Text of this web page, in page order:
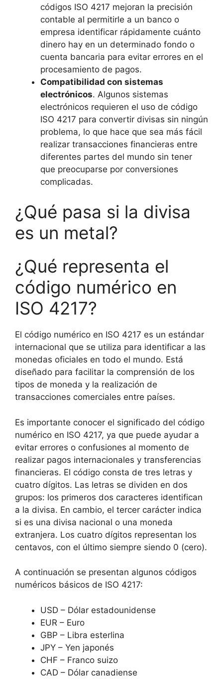
códigos ISO 4217 mejoran la precisión
contable al permitirle a un banco o
empresa identificar rápidamente cuánto
dinero hay en un determinado fondo o
cuenta bancaria para evitar errores en el
procesamiento de pagos.
Compatibilidad con sistemas
electrónicos. Algunos sistemas
electrónicos requieren el uso de código
ISO 4217 para convertir divisas sin ningún
problema, lo que hace que sea más fácil
realizar transacciones financieras entre
diferentes partes del mundo sin tener
que preocuparse por conversiones
complicadas.
¿Qué pasa si la divisa
es un metal?
¿Qué representa el
código numérico en
ISO 4217?
El código numérico en ISO 4217 es un estándar
internacional que se utiliza para identificar a las
monedas oficiales en todo el mundo. Está
diseñado para facilitar la comprensión de los
tipos de moneda y la realización de
transacciones comerciales entre países.
Es importante conocer el significado del código
numérico en ISO 4217, ya que puede ayudar a
evitar errores o confusiones al momento de
realizar pagos internacionales y transferencias
financieras. El código consta de tres letras y
cuatro dígitos. Las letras se dividen en dos
grupos: los primeros dos caracteres identifican
a la divisa. En cambio, el tercer carácter indica
si es una divisa nacional o una moneda
extranjera. Los cuatro dígitos representan los
centavos, con el último siempre siendo 0 (cero).
A continuación se presentan algunos códigos
numéricos básicos de ISO 4217:
USD – Dólar estadounidense
EUR – Euro
GBP – Libra esterlina
JPY – Yen japonés
CHF – Franco suizo
CAD – Dólar canadiense